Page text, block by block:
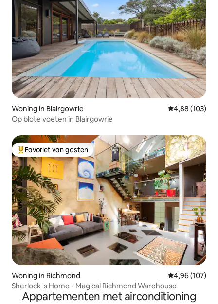
Woning in Blairgowrie Gemiddelde
4,88 (103)
Op blote voeten in Blairgowrie
Topfavoriet van gasten
Favoriet van gasten
Woning in Richmond Gemiddelde
4,96 (107)
Sherlock 's Home - Magical Richmond Warehouse
Appartementen met airconditioning